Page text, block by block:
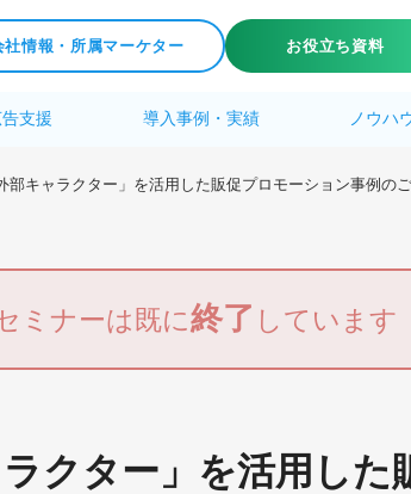
社情報・所属マーケター お役立ち資料
告支援 導入事例・実績 ノウハ
部キャラクター」を活用した販促プロモーション事例の
ミナーは既に終了 しています
ラクター」を活用し